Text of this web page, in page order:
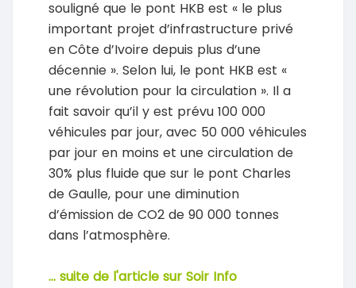
souligné que le pont HKB est « le plus
important projet d’infrastructure privé
en Côte d’Ivoire depuis plus d’une
décennie ». Selon lui, le pont HKB est «
une révolution pour la circulation ». Il a
fait savoir qu’il y est prévu 100 000
véhicules par jour, avec 50 000 véhicules
par jour en moins et une circulation de
30% plus fluide que sur le pont Charles
de Gaulle, pour une diminution
d’émission de CO2 de 90 000 tonnes
dans l’atmosphère.
... suite de l'article sur Soir Info